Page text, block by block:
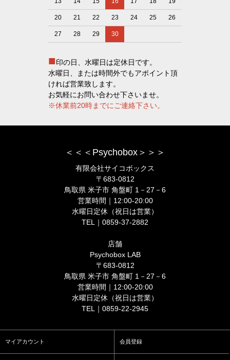
20 21 22 23 24 25 26
27 28 29 30
■印の日、水曜日は定休日です。
水曜日、または時間外でもアポイント頂
ければ営業致します。
お気軽にお問い合わせ下さいませ。
※休業前20時までにご連絡下さい。
＜＜＜Psychobox＞＞＞
有限会社サイコボックス
〒683-0812
鳥取県 米子市 角盤町 1－27－6
営業時間｜12:00-20:00
水曜日定休（祝日は営業）
TEL｜0859-37-2882
店舗
Psychobox LAB
〒683-0812
鳥取県 米子市 角盤町 1－27－6
営業時間｜12:00-20:00
水曜日定休（祝日は営業）
TEL｜0859-22-2945
マイアカウント 会員登録